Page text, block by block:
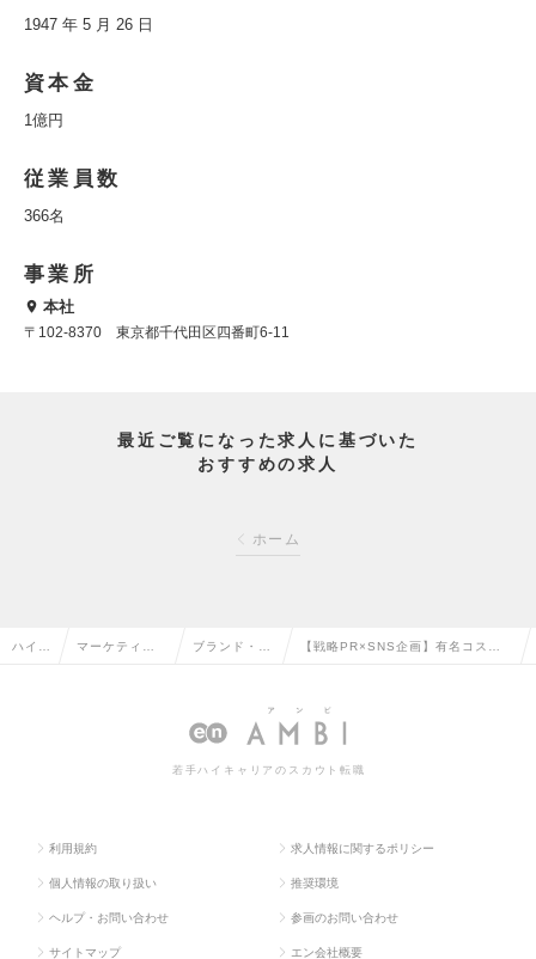
1947 年 5 月 26 日
資本金
1億円
従業員数
366名
事業所
本社
〒102-8370 東京都千代田区四番町6-11
最近ご覧になった求人に基づいた
おすすめの求人
ホーム
ハイク マーケティン ブランド・プ
ージャーの転
【戦略PR×SNS企画】有名コスメ
ション設計から実行まで担当の求人
若手ハイキャリアのスカウト転職
利用規約 求人情報に関するポリシー
個人情報の取り扱い 推奨環境
ヘルプ・お問い合わせ 参画のお問い合わせ
サイトマップ エン会社概要